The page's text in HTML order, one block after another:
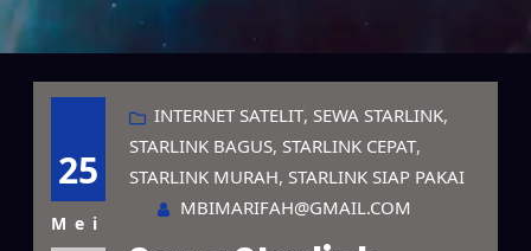
25
Mei
INTERNET SATELIT, SEWA STARLINK
STARLINK BAGUS, STARLINK CEPAT
STARLINK MURAH, STARLINK SIAP PAKAI
MBIMARIFAH@GMAIL.COM